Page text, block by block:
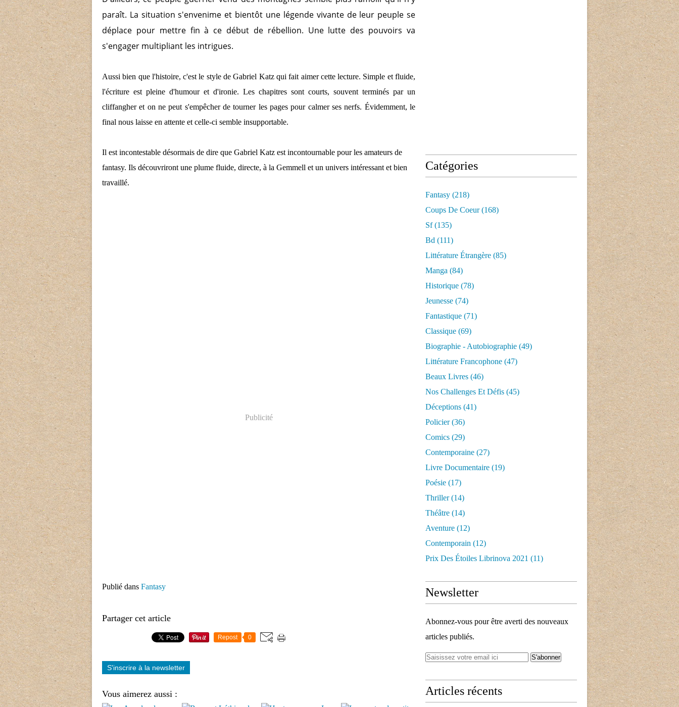
paraît. La situation s'envenime et bientôt une légende vivante de leur peuple se
déplace pour mettre fin à ce début de rébellion. Une lutte des pouvoirs va
s'engager multipliant les intrigues.
Aussi bien que l'histoire, c'est le style de Gabriel Katz qui fait aimer cette lecture. Simple et fluide,
l'écriture est pleine d'humour et d'ironie. Les chapitres sont courts, souvent terminés par un
cliffangher et on ne peut s'empêcher de tourner les pages pour calmer ses nerfs. Évidemment, le
final nous laisse en attente et celle-ci semble insupportable.
Il est incontestable désormais de dire que Gabriel Katz est incontournable pour les amateurs de
fantasy. Ils découvriront une plume fluide, directe, à la Gemmell et un univers intéressant et bien
travaillé.
Publicité
Publié dans Fantasy
Partager cet article
Repost 0
S'inscrire à la newsletter
Vous aimerez aussi :
Catégories
Fantasy (218)
Coups De Coeur(168)
Sf(135)
Bd (111)
Littérature Étrangère (85)
Manga (84)
Historique (78)
Jeunesse (74)
Fantastique (71)
Classique (69)
Biographie - Autobiographie (49)
Littérature Francophone (47)
Beaux Livres (46)
Nos Challenges Et Défis (45)
Déceptions (41)
Policier(36)
Comics (29)
Contemporaine (27)
Livre Documentaire (19)
Poésie (17)
Thriller(14)
Théâtre (14)
Aventure (12)
Contemporain (12)
Prix Des Étoiles Librinova 2021 (11)
Newsletter
Abonnez-vous pour être averti des nouveaux
articles publiés.
Articles récents